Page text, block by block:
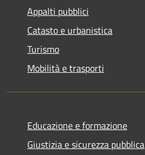
Appalti pubblici
Catasto e urbanistica
Turismo
Mobilità e trasporti
Educazione e formazione
Giustizia e sicurezza pubblica